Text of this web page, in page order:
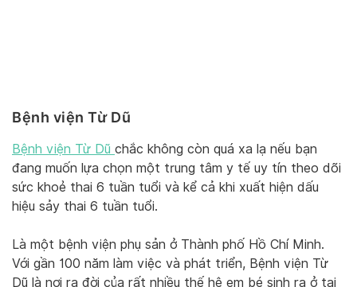
Bệnh viện Từ Dũ
Bệnh viện Từ Dũ chắc không còn quá xa lạ nếu bạn
đang muốn lựa chọn một trung tâm y tế uy tín theo dõi
sức khoẻ thai 6 tuần tuổi và kể cả khi xuất hiện dấu
hiệu sảy thai 6 tuần tuổi.
Là một bệnh viện phụ sản ở Thành phố Hồ Chí Minh.
Với gần 100 năm làm việc và phát triển, Bệnh viện Từ
Dũ là nơi ra đời của rất nhiều thế hệ em bé sinh ra ở tại